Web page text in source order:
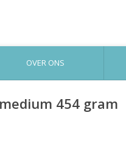
OVER ONS
454 gram